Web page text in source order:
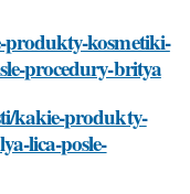
produkty-kosmetiki-
procedury-britya
kakie-produkty-
lica-posle-